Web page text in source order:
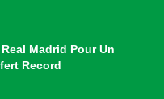
Madrid Pour Un
Record